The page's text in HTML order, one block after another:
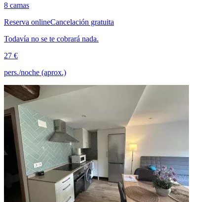
8 camas
Reserva onlineCancelación gratuita
Todavía no se te cobrará nada.
27 €
pers./noche (aprox.)